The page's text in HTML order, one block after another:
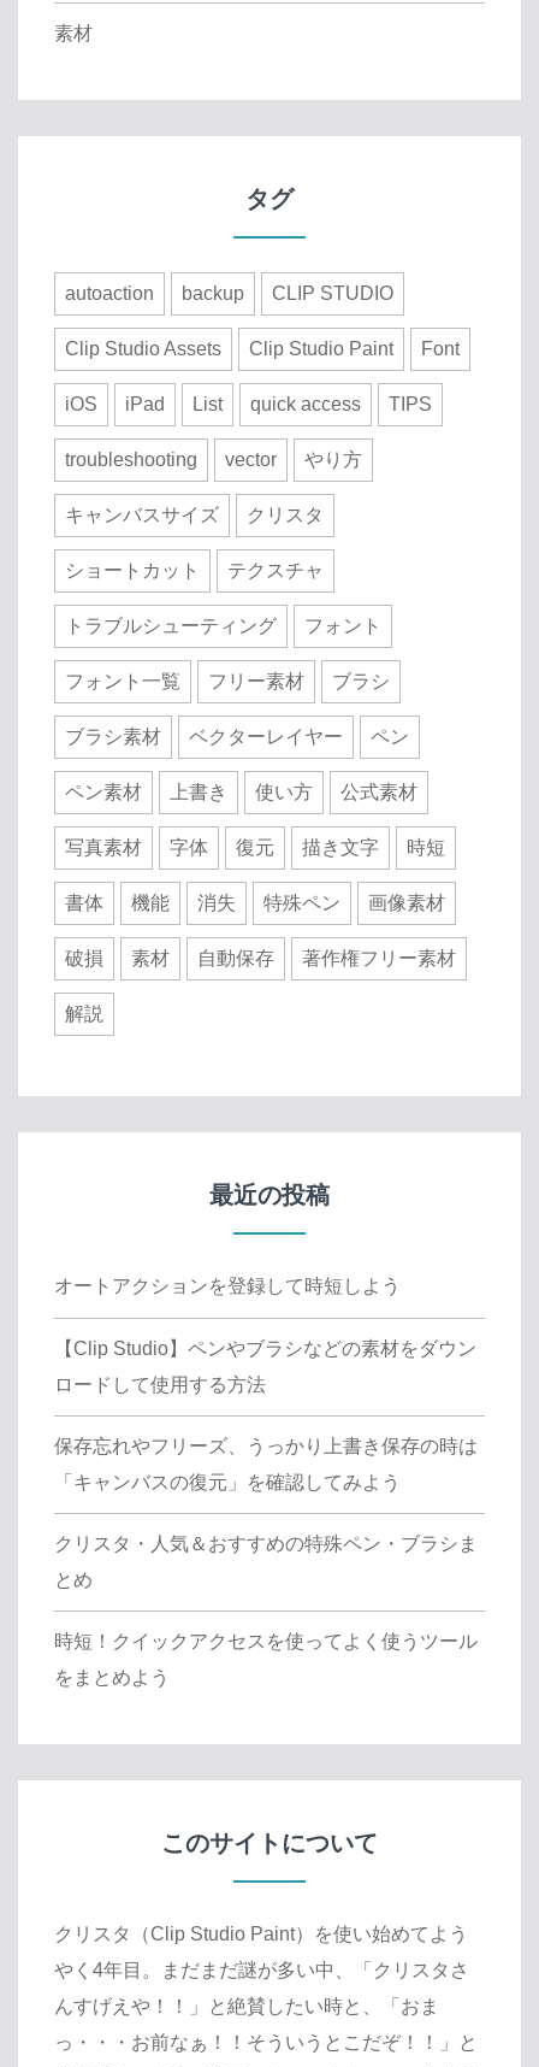
素材
タグ
autoaction backup CLIP STUDIO
Clip Studio Assets Clip Studio Paint Font
iOS iPad List quick access TIPS
troubleshooting vector やり方
キャンバスサイズ クリスタ
ショートカット テクスチャ
トラブルシューティング フォント
フォント一覧 フリー素材 ブラシ
ブラシ素材 ベクターレイヤー ペン
ペン素材 上書き 使い方 公式素材
写真素材 字体 復元 描き文字 時短
書体 機能 消失 特殊ペン 画像素材
破損 素材 自動保存 著作権フリー素材
解説
最近の投稿
オートアクションを登録して時短しよう
【Clip Studio】ペンやブラシなどの素材をダウン
ロードして使用する方法
保存忘れやフリーズ、うっかり上書き保存の時は
「キャンバスの復元」を確認してみよう
クリスタ・人気＆おすすめの特殊ペン・ブラシま
とめ
時短！クイックアクセスを使ってよく使うツール
をまとめよう
このサイトについて
クリスタ（Clip Studio Paint）を使い始めてよう
やく4年目。まだまだ謎が多い中、「クリスタさ
んすげえや！！」と絶賛したい時と、「おま
っ・・・お前なぁ！！そういうとこだぞ！！」と